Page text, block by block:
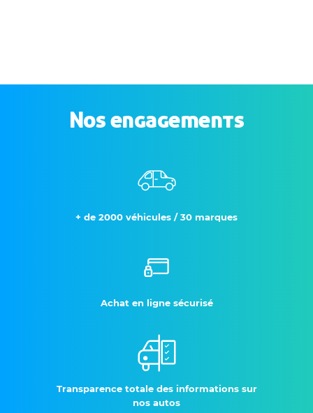
Nos engagements
+ de 2000 véhicules / 30 marques
Achat en ligne sécurisé
Transparence totale des informations sur
nos autos